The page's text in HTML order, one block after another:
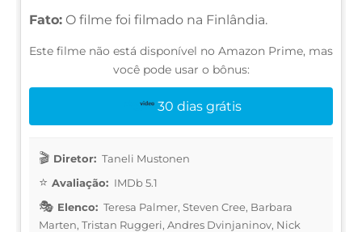
Fato: O filme foi filmado na Finlândia.
Este filme não está disponível no Amazon Prime, mas
você pode usar o bônus:
30 dias grátis
Diretor: Taneli Mustonen
Avaliação: IMDb 5.1
Elenco: Teresa Palmer, Steven Cree, Barbara
Marten, Tristan Ruggeri, Andres Dvinjaninov, Nick